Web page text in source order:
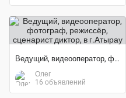
Ведущий, видеооператор, фотограф, режиссёр, сценарист диктор
Олег
16 объявлений